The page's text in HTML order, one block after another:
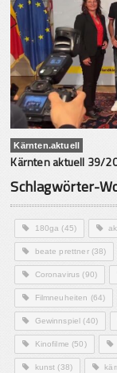
Kärnten.aktuell
Kärnten aktuell 39/
Schlagwörter-
180ga (45) ak
beate prettner(38)
Coronavirus (90)
Filmneuheiten (64)
Gewinnspiel (40)
Kinofilme (50)
kunst (38)